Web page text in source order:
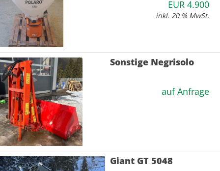
EUR 4.900
inkl. 20 % MwSt.
Sonstige Negrisolo
auf Anfrage
Giant GT 5048